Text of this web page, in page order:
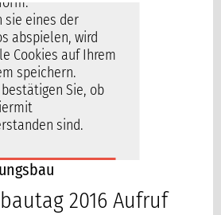
sie eines der
abspielen, wird
Cookies auf Ihrem
speichern.
Sie, ob
sind.
ICH BIN
EINVERSTANDEN2016 Aufruf